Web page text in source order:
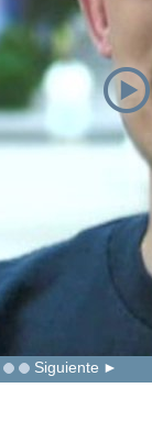
Siguiente